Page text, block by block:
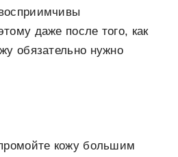
даже после того, как
обязательно нужно
кожу большим